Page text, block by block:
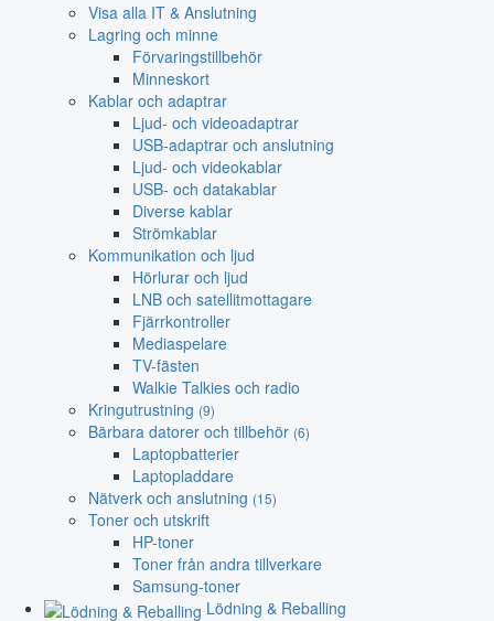
Visa alla IT & Anslutning
Lagring och minne
Förvaringstillbehör
Minneskort
Kablar och adaptrar
Ljud- och videoadaptrar
USB-adaptrar och anslutning
Ljud- och videokablar
USB- och datakablar
Diverse kablar
Strömkablar
Kommunikation och ljud
Hörlurar och ljud
LNB och satellitmottagare
Fjärrkontroller
Mediaspelare
TV-fästen
Walkie Talkies och radio
Kringutrustning (9)
Bärbara datorer och tillbehör (6)
Laptopbatterier
Laptopladdare
Nätverk och anslutning (15)
Toner och utskrift
HP-toner
Toner från andra tillverkare
Samsung-toner
Lödning & Reballing